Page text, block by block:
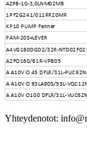
Yhteydenotot: